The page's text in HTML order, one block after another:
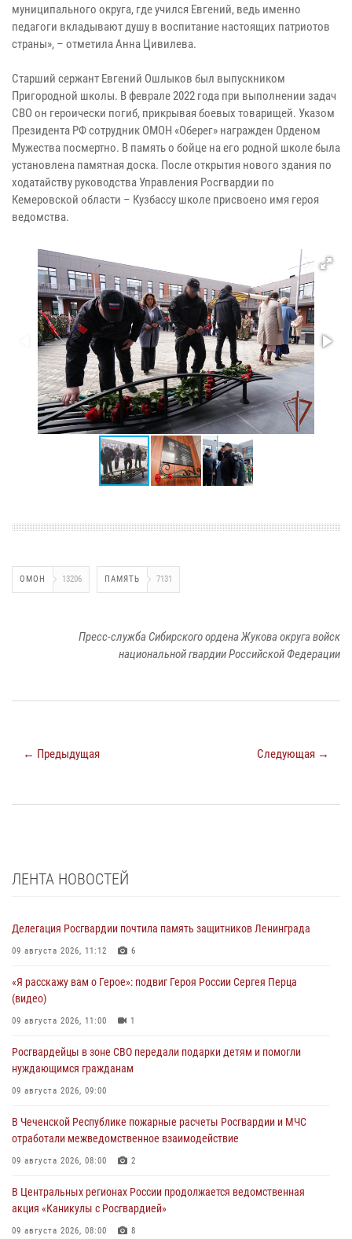
муниципального округа, где учился Евгений, ведь именно
педагоги вкладывают душу в воспитание настоящих патриотов
страны», – отметила Анна Цивилева.
Старший сержант Евгений Ошлыков был выпускником
Пригородной школы. В феврале 2022 года при выполнении задач
СВО он героически погиб, прикрывая боевых товарищей. Указом
Президента РФ сотрудник ОМОН «Оберег» награжден Орденом
Мужества посмертно. В память о бойце на его родной школе была
установлена памятная доска. После открытия нового здания по
ходатайству руководства Управления Росгвардии по
Кемеровской области – Кузбассу школе присвоено имя героя
ведомства.
ОМОН 13206 ПАМЯТЬ 7131
Пресс-служба Сибирского ордена Жукова округа войск
национальной гвардии Российской Федерации
← Предыдущая Следующая →
ЛЕНТА НОВОСТЕЙ
Делегация Росгвардии почтила память защитников Ленинграда
09 августа 2026, 11:12 6
«Я расскажу вам о Герое»: подвиг Героя России Сергея Перца
(видео)
09 августа 2026, 11:00 1
Росгвардейцы в зоне СВО передали подарки детям и помогли
нуждающимся гражданам
09 августа 2026, 09:00
В Чеченской Республике пожарные расчеты Росгвардии и МЧС
отработали межведомственное взаимодействие
09 августа 2026, 08:00 2
В Центральных регионах России продолжается ведомственная
акция «Каникулы с Росгвардией»
09 августа 2026, 08:00 8